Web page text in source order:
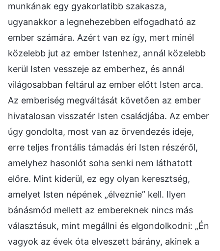
munkának egy gyakorlatibb szakasza,
ugyanakkor a legnehezebben elfogadható az
ember számára. Azért van ez így, mert minél
közelebb jut az ember Istenhez, annál közelebb
kerül Isten vesszeje az emberhez, és annál
világosabban feltárul az ember előtt Isten arca.
Az emberiség megváltását követően az ember
hivatalosan visszatér Isten családjába. Az ember
úgy gondolta, most van az örvendezés ideje,
erre teljes frontális támadás éri Isten részéről,
amelyhez hasonlót soha senki nem láthatott
előre. Mint kiderül, ez egy olyan keresztség,
amelyet Isten népének „élveznie” kell. Ilyen
bánásmód mellett az embereknek nincs más
választásuk, mint megállni és elgondolkodni: „Én
vagyok az évek óta elveszett bárány, akinek a